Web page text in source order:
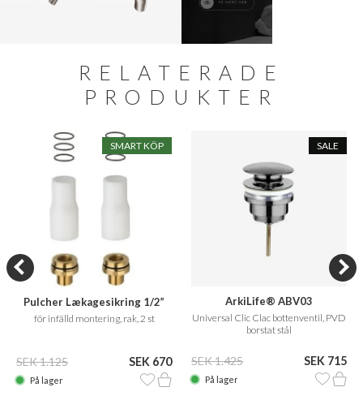
RELATERADE
PRODUKTER
SMART KÖP
Pulcher Lækagesikring 1/2”
för infälld montering, rak, 2 st
SEK 1.125 SEK 670
På lager
SALE
ArkiLife® ABV03
Universal Clic Clac bottenventil, PVD
borstat stål
SEK 1.425 SEK 715
På lager